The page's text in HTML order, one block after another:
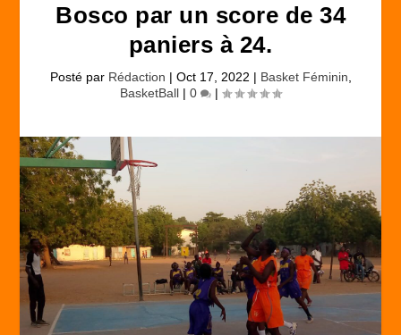
Bosco par un score de 34
paniers à 24.
Posté par Rédaction | Oct 17, 2022 | Basket Féminin
BasketBall | 0 |